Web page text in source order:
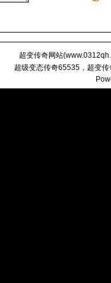
超变传奇网站(
超级变态传奇65535，超变